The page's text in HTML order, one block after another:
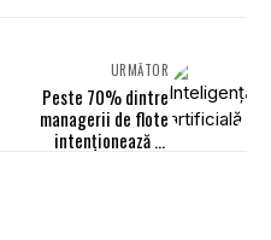
URMĂTOR
Peste 70% dintre
managerii de flote
intenționează să